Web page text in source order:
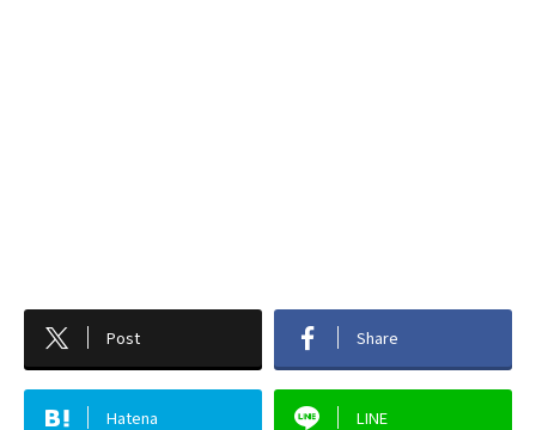
Post Share
Hatena LINE